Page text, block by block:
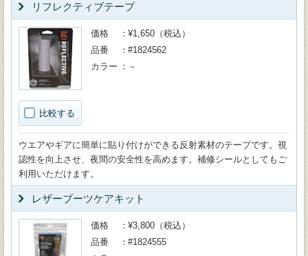
リフレクティブテープ
比較する
価格
¥1,650（税込）
品番
#1824562
カラー
－
ウエアやギアに簡単に貼り付けができる反射素材のテープです。視
認性を向上させ、夜間の安全性を高めます。補修シールとしてもご
利用いただけます。
レザーブーツケアキット
価格
¥3,800（税込）
品番
#1824555